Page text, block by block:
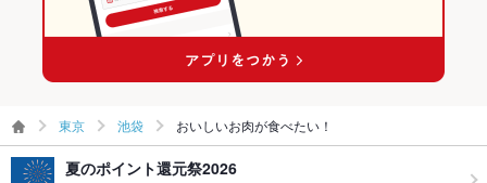
東京 池袋 おいしいお肉が食べたい！
夏のポイント還元祭2026